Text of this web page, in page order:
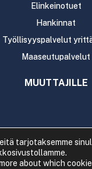
Elinkeinotuet
Hankinnat
Työllisyyspalvelut
Maaseutupalvelut
MUUTTAJILLE
2020
Tietosuoja
tarjotaksemme
about which